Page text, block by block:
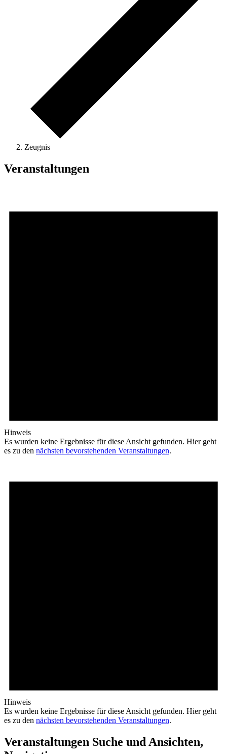
Zeugnis
Veranstaltungen
Hinweis
Es wurden keine Ergebnisse für diese Ansicht gefunden. Hier geht
es zu den nächsten bevorstehenden Veranstaltungen.
Hinweis
Es wurden keine Ergebnisse für diese Ansicht gefunden. Hier geht
es zu den nächsten bevorstehenden Veranstaltungen.
Veranstaltungen Suche und Ansichten,